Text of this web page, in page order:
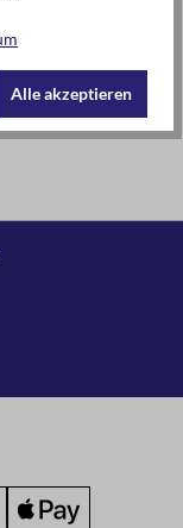
Alle akzeptieren